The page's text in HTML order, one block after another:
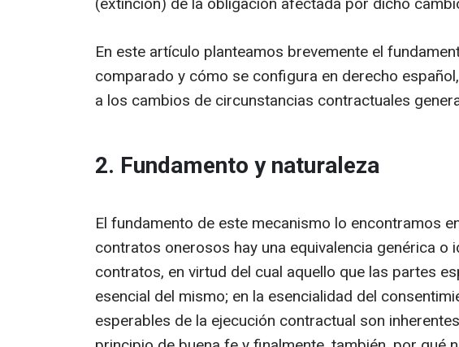
(extinción) de la obligación afectada por dicho
En este artículo planteamos brevemente el
comparado y cómo se configura en derecho
a los cambios de circunstancias contractuales
2. Fundamento y naturaleza
El fundamento de este mecanismo lo encontramos
contratos onerosos hay una equivalencia genérica
contratos, en virtud del cual aquello que las partes
esencial del mismo; en la esencialidad del
esperables de la ejecución contractual son